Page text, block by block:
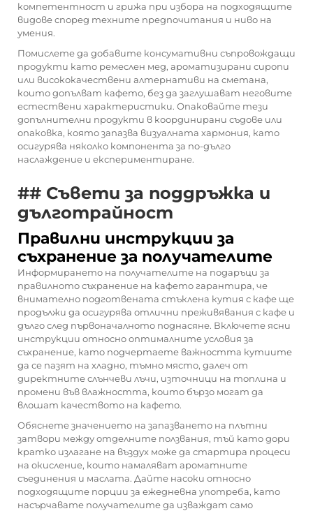
компетентност и грижа при избора на подходящите
видове според техните предпочитания и ниво на
умения.
Помислете да добавите консумативни съпровождащи
продукти като ремеслен мед, ароматизирани сиропи
или висококачествени алтернативи на сметана,
които допълват кафето, без да заглушават неговите
естествени характеристики. Опаковайте тези
допълнителни продукти в координирани съдове или
опаковка, която запазва визуалната хармония, като
осигурява няколко компонента за по-дълго
наслаждение и експериментиране.
## Съвети за поддръжка и
дълготрайност
Правилни инструкции за
съхранение за получателите
Информирането на получателите на подаръци за
правилното съхранение на кафето гарантира, че
внимателно подготвената стъклена кутия с кафе ще
продължи да осигурява отлични преживявания с кафе и
дълго след първоначалното поднасяне. Включете ясни
инструкции относно оптималните условия за
съхранение, като подчертаете важността кутиите
да се пазят на хладно, тъмно място, далеч от
директните слънчеви лъчи, източници на топлина и
промени във влажността, които бързо могат да
влошат качеството на кафето.
Обяснете значението на запазването на плътни
затвори между отделните ползвания, тъй като дори
кратко излагане на въздух може да стартира процеси
на окисление, които намаляват ароматните
съединения и маслата. Дайте насоки относно
подходящите порции за ежедневна употреба, като
насърчавате получателите да изваждат само